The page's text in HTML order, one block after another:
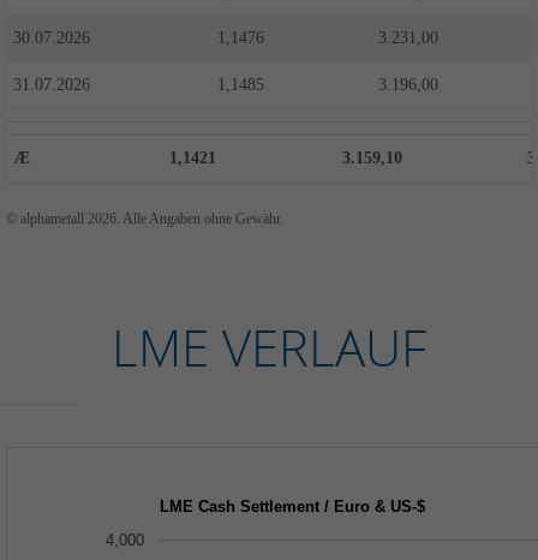
30.07.2026 1,1476 3.231,00
31.07.2026 1,1485 3.196,00
Æ 1,1421 3.159,10
© alphametall 2026. Alle Angaben ohne Gewähr.
LME VERLAUF
LME Cash Settlement / Euro & US-$
4,000